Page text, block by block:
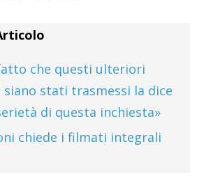
che questi ulteriori
stati trasmessi la dice
di questa inchiesta»
chiede i filmati integrali